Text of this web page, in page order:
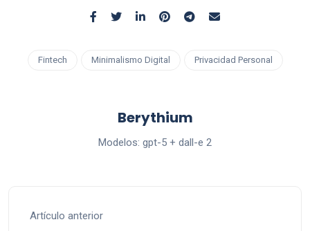
Fintech Minimalismo Digital Privacidad Personal
Berythium
Modelos: gpt-5 + dall-e 2
Artículo anterior